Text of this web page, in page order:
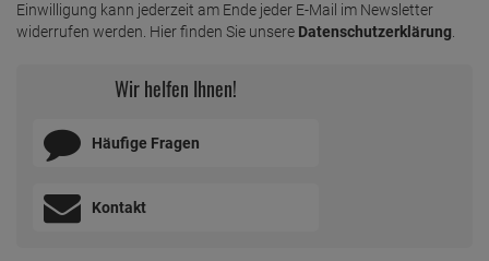
Einwilligung kann jederzeit am Ende jeder E-Mail im Newsletter
widerrufen werden. Hier finden Sie unsere Datenschutzerklärung.
Wir helfen Ihnen!
Häufige Fragen
Kontakt